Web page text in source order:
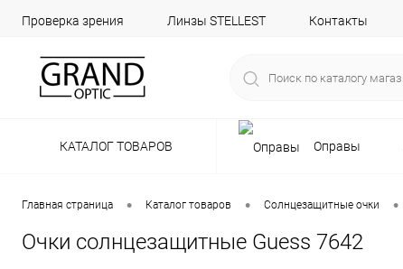
Проверка зрения Линзы STELLEST Контакты
КАТАЛОГ ТОВАРОВ Оправы
Главная страница • Каталог товаров • Солнцезащитные очки •
Очки солнцезащитные Guess 7642